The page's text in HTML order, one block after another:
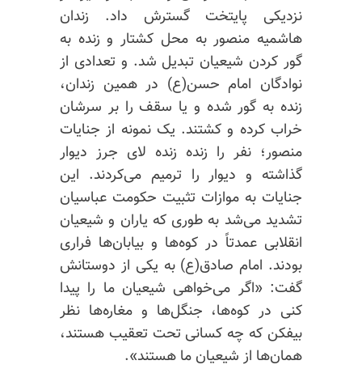
نزدیکی پایتخت گسترش داد. زندان
هاشمیه منصور به محل کشتار و زنده به
گور کردن شیعیان تبدیل شد. و تعدادی از
نوادگان امام حسن(ع) در همین زندان،
زنده به گور شده و یا سقف را بر سرشان
خراب کرده و کشتند. یک نمونه از جنایات
منصور؛ نفر را زنده زنده لای جرز دیوار
گذاشته و دیوار را ترمیم می‌کردند. این
جنایات به موازات تثبیت حکومت عباسیان
تشدید می‌شد به طوری که یاران و شیعیان
انقلابی عمدتاً در کوه‌ها و بیابان‌ها فراری
بودند. امام صادق(ع) به یکی از دوستانش
گفت: «اگر می‌خواهی شیعیان ما را پیدا
کنی در کوه‌ها، جنگل‌ها ومغاره‌ها نظر
بیفکن که چه کسانی تحت تعقیب هستند،
همان‌ها از شیعیان ما هستند».